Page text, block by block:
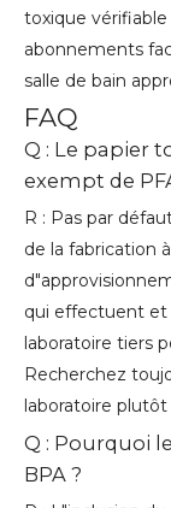
toxique
abonnements
salle de bain
FAQ
Q : Le papier
exempt de
R : Pas par
de la fabrication
qui effectuent et
laboratoire tiers
Recherchez
laboratoire
Q : Pourquoi
BPA ?